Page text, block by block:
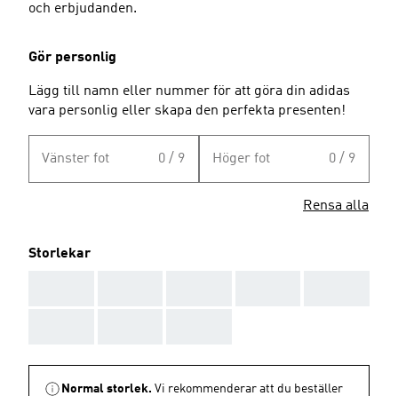
och erbjudanden.
Gör personlig
Lägg till namn eller nummer för att göra din adidas
vara personlig eller skapa den perfekta presenten!
Vänster fot 0 / 9 Höger fot 0 / 9
Rensa alla
Storlekar
Normal storlek. Vi rekommenderar att du beställer